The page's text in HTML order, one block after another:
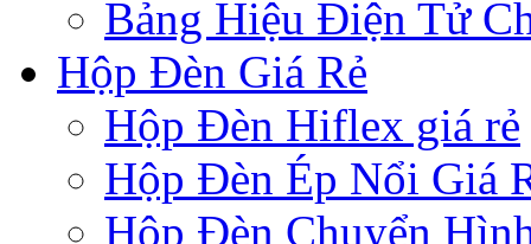
Bảng Hiệu Điện Tử
Hộp Đèn Giá Rẻ
Hộp Đèn Hiflex giá rẻ
Hộp Đèn Ép Nổi Giá
Hộp Đèn Chuyển